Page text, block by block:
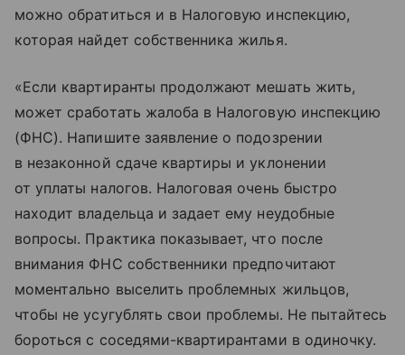
можно обратиться и в Налоговую инспекцию,
которая найдет собственника жилья.
«Если квартиранты продолжают мешать жить,
может сработать жалоба в Налоговую инспекцию
(ФНС). Напишите заявление о подозрении
в незаконной сдаче квартиры и уклонении
от уплаты налогов. Налоговая очень быстро
находит владельца и задает ему неудобные
вопросы. Практика показывает, что после
внимания ФНС собственники предпочитают
моментально выселить проблемных жильцов,
чтобы не усугублять свои проблемы. Не пытайтесь
бороться с соседями-квартирантами в одиночку.